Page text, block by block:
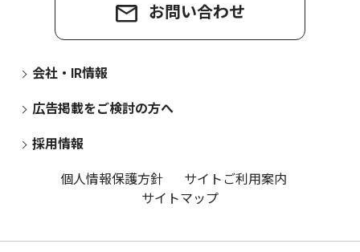
お問い合わせ
会社・IR情報
広告掲載をご検討の方へ
採用情報
個人情報保護方針
サイトご利用案内
サイトマップ